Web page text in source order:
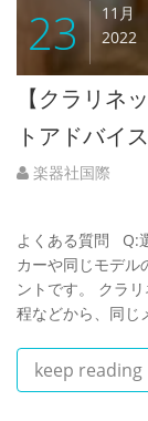
23
11月
2022
【クラリネ
トアドバイ
楽器社国際
よくある質問 Q:
カーや同じモデル
ントです。 クラ
程などから、同
keep reading